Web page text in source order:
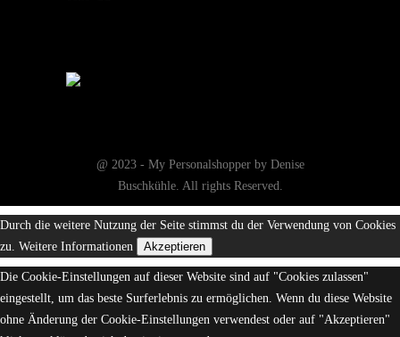
@ 2023 - My Personalshopper by Denise
Buschkühle. All rights Reserved.
Durch die weitere Nutzung der Seite stimmst du der Verwendung von Cookies
zu. Weitere Informationen Akzeptieren
Die Cookie-Einstellungen auf dieser Website sind auf "Cookies zulassen"
eingestellt, um das beste Surferlebnis zu ermöglichen. Wenn du diese Website
ohne Änderung der Cookie-Einstellungen verwendest oder auf "Akzeptieren"